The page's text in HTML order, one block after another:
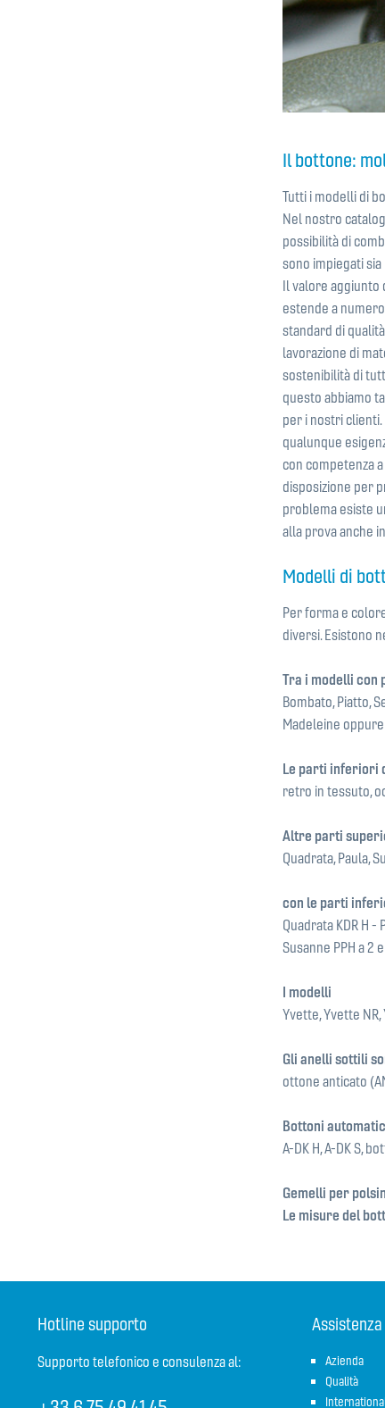
Il bottone:
Tutti i modelli di
Nel nostro
possibilità di
sono impiegati
Il valore aggiunto
estende a
standard di
lavorazione di
sostenibilità di
questo abbiamo
per i nostri
qualunque
con competenza
disposizione per
problema esiste
alla prova anche
Modelli di
Per forma e
diversi. Esistono
Tra i modelli con
Bombato, Piatto,
Madeleine
Le parti inferiori
retro in tessuto,
Altre parti
Quadrata, Paula,
con le parti
Quadrata KDR H -
Susanne PPH a 2
I modelli
Yvette, Yvette
Gli anelli sottili
ottone anticato
Bottoni
A-DK H, A-DK S,
Gemelli per
Le misure del
Hotline supporto
Supporto telefonico e consulenza al:
Azienda
Qualità